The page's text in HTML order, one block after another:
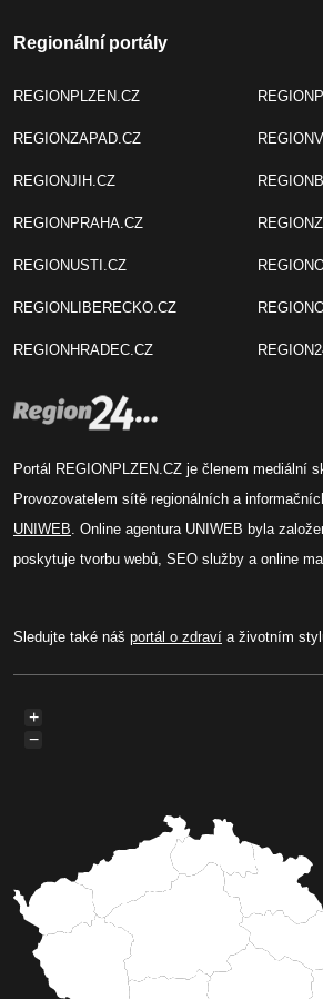
Regionální portály
REGIONPLZEN.CZ
REGIONZAPAD.CZ
REGIONJIH.CZ
REGIONPRAHA.CZ
REGIONUSTI.CZ
REGIONLIBERECKO.CZ
REGIONHRADEC.CZ
Portál REGIONPLZEN.CZ je členem mediální
Provozovatelem sítě regionálních a
UNIWEB. Online agentura UNIWEB byla
poskytuje tvorbu webů, SEO služby a online
Sledujte také náš portál o zdraví a životním
+
−